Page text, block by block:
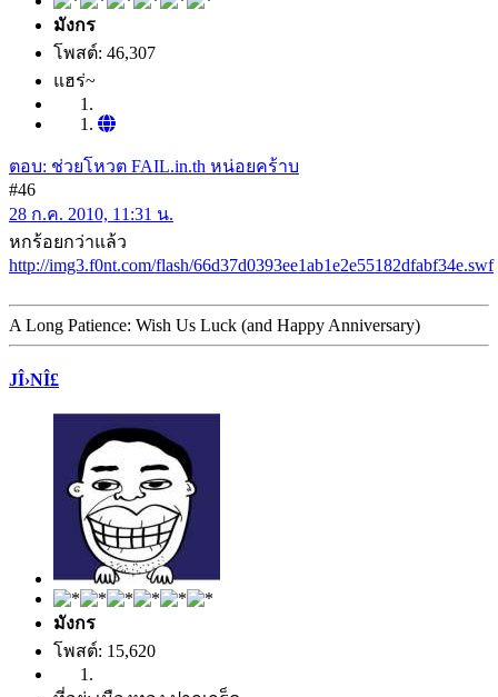
มังกร
โพสต์: 46,307
แฮร่~
ตอบ: ช่วยโหวต FAIL.in.th หน่อยคร้าบ
#46
28 ก.ค. 2010, 11:31 น.
หกร้อยกว่าแล้ว
http://img3.f0nt.com/flash/66d37d0393ee1ab1e2e55182dfabf34e.swf
A Long Patience: Wish Us Luck (and Happy Anniversary)
JÎ›NÎ£
มังกร
โพสต์: 15,620